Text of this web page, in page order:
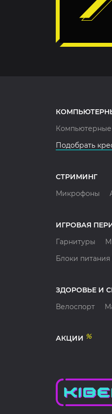
Компьютерные
Подобрать
СТРИМИНГ
Микрофоны
ИГРОВАЯ
Гарнитуры
Блоки
ЗДОРОВЬЕ И
Велоспорт
АКЦИИ %